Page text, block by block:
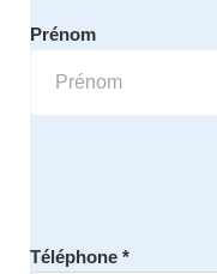
Prénom
Téléphone *